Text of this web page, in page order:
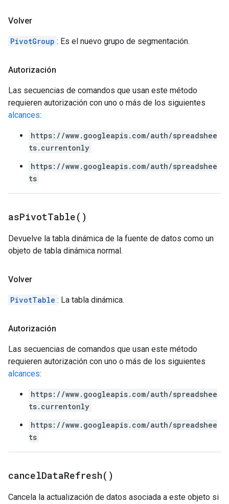
Volver
PivotGroup : Es el nuevo grupo de segmentación.
Autorización
Las secuencias de comandos que usan este método
requieren autorización con uno o más de los siguientes
alcances:
https://www.googleapis.com/auth/spreadshee
ts.currentonly
https://www.googleapis.com/auth/spreadshee
ts
asPivotTable( )
Devuelve la tabla dinámica de la fuente de datos como un
objeto de tabla dinámica normal.
Volver
PivotTable : La tabla dinámica.
Autorización
Las secuencias de comandos que usan este método
requieren autorización con uno o más de los siguientes
alcances:
https://www.googleapis.com/auth/spreadshee
ts.currentonly
https://www.googleapis.com/auth/spreadshee
ts
cancelDataRefresh( )
Cancela la actualización de datos asociada a este objeto si